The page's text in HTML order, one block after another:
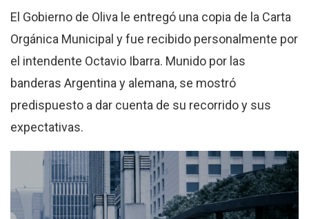
El Gobierno de Oliva le entregó una copia de la Carta
Orgánica Municipal y fue recibido personalmente por
el intendente Octavio Ibarra. Munido por las
banderas Argentina y alemana, se mostró
predispuesto a dar cuenta de su recorrido y sus
expectativas.